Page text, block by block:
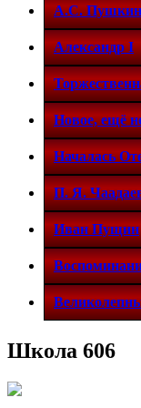
А.С. Пушкин
Александр I
Новое, ещё
Началась
П. Я.
Иван Пущин
Школа 606